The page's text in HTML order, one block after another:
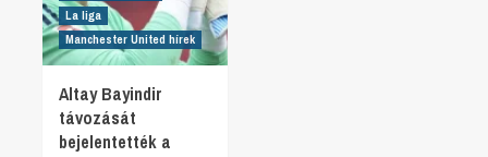
La liga
Manchester United hírek
Altay Bayindir
távozását
bejelentették a